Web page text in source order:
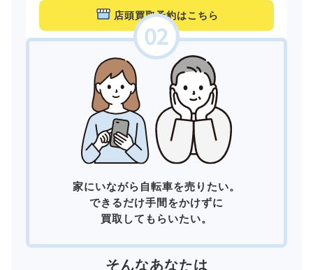
店頭買取予約はこちら
家にいながら自転車を売りたい。
できるだけ手間をかけずに
買取してもらいたい。
そんなあなたは